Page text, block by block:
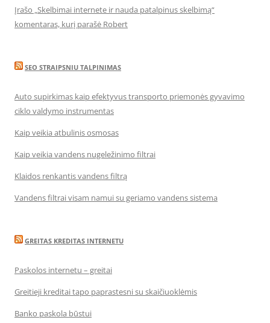
Įrašo „Skelbimai internete ir nauda patalpinus skelbimą“
komentaras, kurį parašė Robert
SEO STRAIPSNIU TALPINIMAS
Auto supirkimas kaip efektyvus transporto priemonės gyvavimo
ciklo valdymo instrumentas
Kaip veikia atbulinis osmosas
Kaip veikia vandens nugeležinimo filtrai
Klaidos renkantis vandens filtrą
Vandens filtrai visam namui su geriamo vandens sistema
GREITAS KREDITAS INTERNETU
Paskolos internetu – greitai
Greitieji kreditai tapo paprastesni su skaičiuoklėmis
Banko paskola būstui